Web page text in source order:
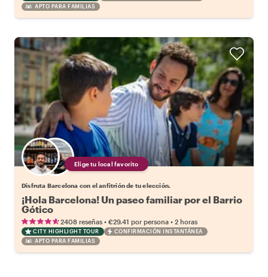
APTO PARA FAMILIAS
Elige tu local favorito
Disfruta Barcelona con el anfitrión de tu elección.
¡Hola Barcelona! Un paseo familiar por el Barrio
Gótico
2408 reseñas • €29.41 por persona • 2 horas
CITY HIGHLIGHT TOUR
CONFIRMACIÓN INSTANTÁNEA
APTO PARA FAMILIAS